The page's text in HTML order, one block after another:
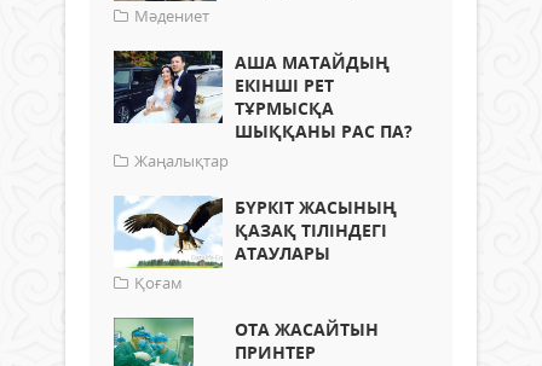
Мәдениет
АША МАТАЙДЫҢ
ЕКІНШІ РЕТ
ТҰРМЫСҚА
ШЫҚҚАНЫ РАС ПА?
Жаңалықтар
БҮРКІТ ЖАСЫНЫҢ
ҚАЗАҚ ТІЛІНДЕГІ
АТАУЛАРЫ
Қоғам
ОТА ЖАСАЙТЫН
ПРИНТЕР